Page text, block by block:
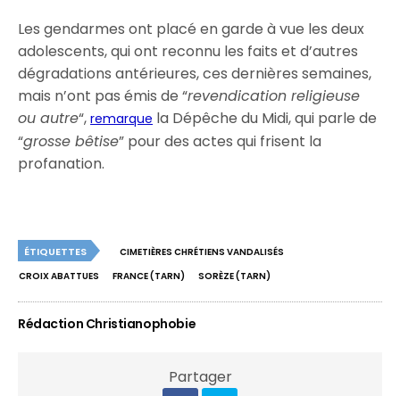
Les gendarmes ont placé en garde à vue les deux
adolescents, qui ont reconnu les faits et d’autres
dégradations antérieures, ces dernières semaines,
mais n’ont pas émis de “revendication religieuse
ou autre“,remarque la Dépêche du Midi, qui parle de
“grosse bêtise” pour des actes qui frisent la
profanation.
ÉTIQUETTES
CIMETIÈRES CHRÉTIENS VANDALISÉS
CROIX ABATTUES
FRANCE (TARN) SORÈZE (TARN)
Rédaction Christianophobie
Partager